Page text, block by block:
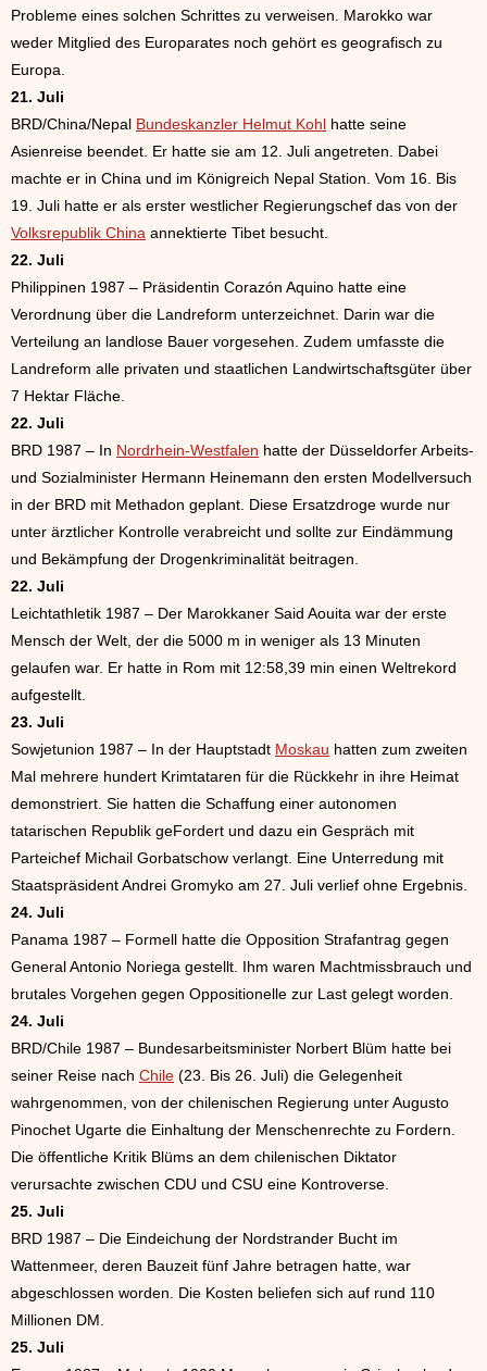
Probleme eines solchen Schrittes zu verweisen. Marokko war
weder Mitglied des Europarates noch gehört es geografisch zu
Europa.
21. Juli
BRD/China/Nepal Bundeskanzler Helmut Kohl hatte seine
Asienreise beendet. Er hatte sie am 12. Juli angetreten. Dabei
machte er in China und im Königreich Nepal Station. Vom 16. Bis
19. Juli hatte er als erster westlicher Regierungschef das von der
Volksrepublik China annektierte Tibet besucht.
22. Juli
Philippinen 1987 – Präsidentin Corazón Aquino hatte eine
Verordnung über die Landreform unterzeichnet. Darin war die
Verteilung an landlose Bauer vorgesehen. Zudem umfasste die
Landreform alle privaten und staatlichen Landwirtschaftsgüter über
7 Hektar Fläche.
22. Juli
BRD 1987 – In Nordrhein-Westfalen hatte der Düsseldorfer Arbeits-
und Sozialminister Hermann Heinemann den ersten Modellversuch
in der BRD mit Methadon geplant. Diese Ersatzdroge wurde nur
unter ärztlicher Kontrolle verabreicht und sollte zur Eindämmung
und Bekämpfung der Drogenkriminalität beitragen.
22. Juli
Leichtathletik 1987 – Der Marokkaner Said Aouita war der erste
Mensch der Welt, der die 5000 m in weniger als 13 Minuten
gelaufen war. Er hatte in Rom mit 12:58,39 min einen Weltrekord
aufgestellt.
23. Juli
Sowjetunion 1987 – In der Hauptstadt Moskau hatten zum zweiten
Mal mehrere hundert Krimtataren für die Rückkehr in ihre Heimat
demonstriert. Sie hatten die Schaffung einer autonomen
tatarischen Republik geFordert und dazu ein Gespräch mit
Parteichef Michail Gorbatschow verlangt. Eine Unterredung mit
Staatspräsident Andrei Gromyko am 27. Juli verlief ohne Ergebnis.
24. Juli
Panama 1987 – Formell hatte die Opposition Strafantrag gegen
General Antonio Noriega gestellt. Ihm waren Machtmissbrauch und
brutales Vorgehen gegen Oppositionelle zur Last gelegt worden.
24. Juli
BRD/Chile 1987 – Bundesarbeitsminister Norbert Blüm hatte bei
seiner Reise nach Chile (23. Bis 26. Juli) die Gelegenheit
wahrgenommen, von der chilenischen Regierung unter Augusto
Pinochet Ugarte die Einhaltung der Menschenrechte zu Fordern.
Die öffentliche Kritik Blüms an dem chilenischen Diktator
verursachte zwischen CDU und CSU eine Kontroverse.
25. Juli
BRD 1987 – Die Eindeichung der Nordstrander Bucht im
Wattenmeer, deren Bauzeit fünf Jahre betragen hatte, war
abgeschlossen worden. Die Kosten beliefen sich auf rund 110
Millionen DM.
25. Juli